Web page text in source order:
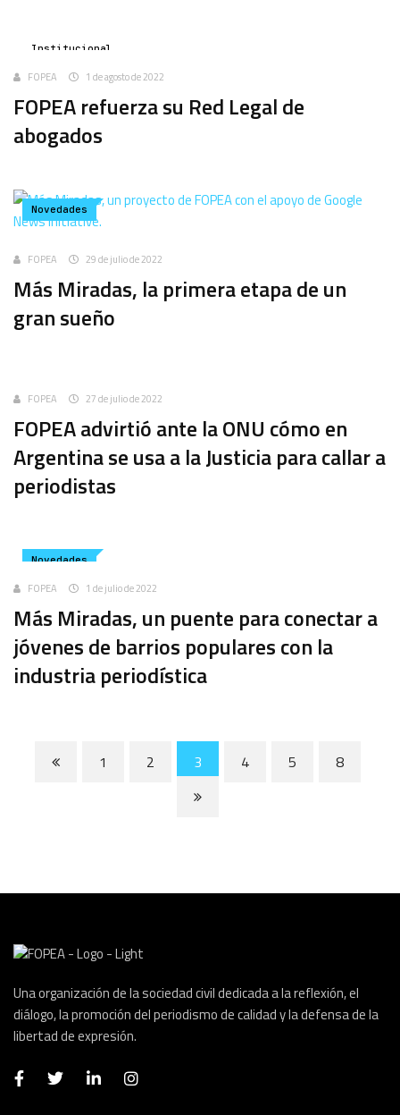
Institucional
FOPEA 1 de agosto de 2022
FOPEA refuerza su Red Legal de
abogados
Novedades
FOPEA 29 de julio de 2022
Más Miradas, la primera etapa de un
gran sueño
Uncategorized
FOPEA 27 de julio de 2022
FOPEA advirtió ante la ONU cómo en
Argentina se usa a la Justicia para callar a
periodistas
Novedades
FOPEA 1 de julio de 2022
Más Miradas, un puente para conectar a
jóvenes de barrios populares con la
industria periodística
1 2 3 4 5 8
Una organización de la sociedad civil dedicada a la reflexión, el
diálogo, la promoción del periodismo de calidad y la defensa de la
libertad de expresión.